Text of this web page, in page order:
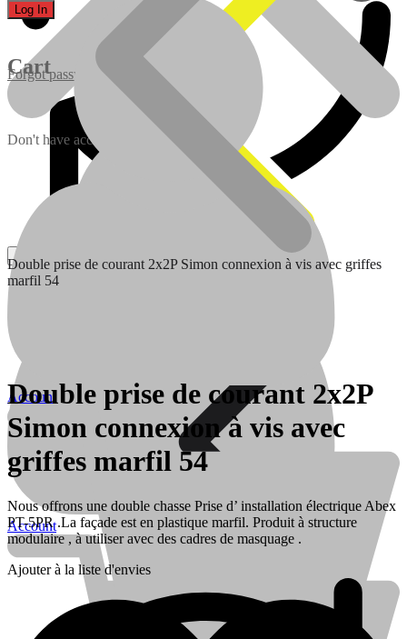
Account
Cart
Forgot password?
Don't have account yet? Sign up
Account
Double prise de courant 2x2P Simon connexion à vis avec griffes
marfil 54
Double prise de courant 2x2P
Simon connexion à vis avec
griffes marfil 54
Nous offrons une double chasse Prise d’ installation électrique Abex
PT-5PR .La façade est en plastique marfil. Produit à structure
modulaire , à utiliser avec des cadres de masquage .
Ajouter à la liste d'envies